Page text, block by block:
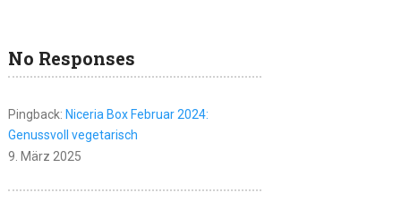
No Responses
Pingback: Niceria Box Februar 2024:
Genussvoll vegetarisch
9. März 2025